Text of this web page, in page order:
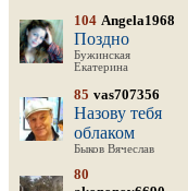
104 Angela1968
Поздно
Бужинская
Екатерина
85 vas707356
Назову тебя
облаком
Быков Вячеслав
80